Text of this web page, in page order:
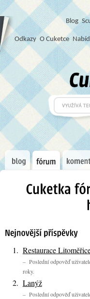
Blog Sc
Odkazy O Cuketce
Restaurace
– Poslední odpověď
roky.
Lanýž
– Poslední odpověď